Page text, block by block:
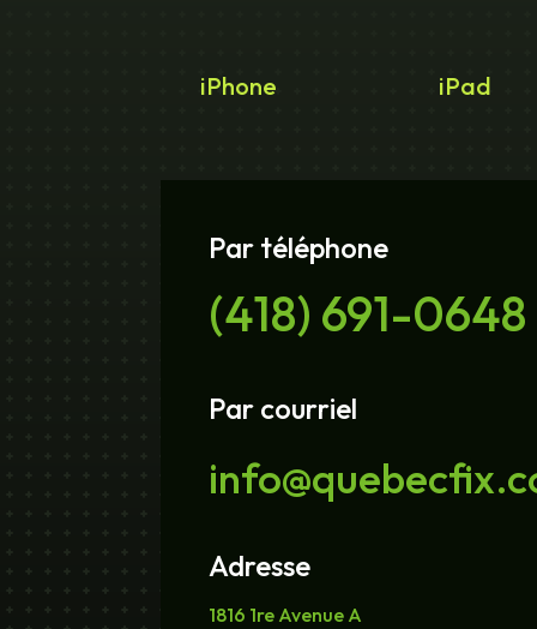
iPhone iPad
Par téléphone
(418) 691-0648
Par courriel
Adresse
1816 1re Avenue A